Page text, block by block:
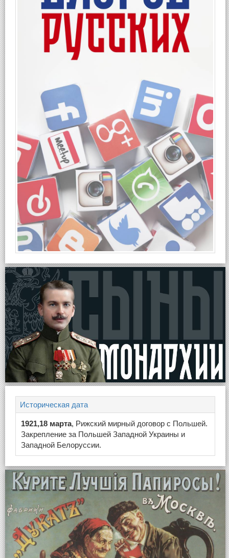
Историческая дата
1921,18 марта, Рижский мирный договор с Польшей.
Закрепление за Польшей Западной Украины и
Западной Белоруссии.